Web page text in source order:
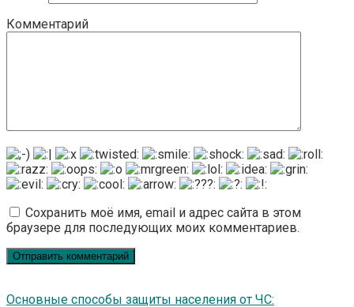
Комментарий
Сохранить моё имя, email и адрес сайта в этом
браузере для последующих моих комментариев.
Основные способы защиты населения от ЧС: